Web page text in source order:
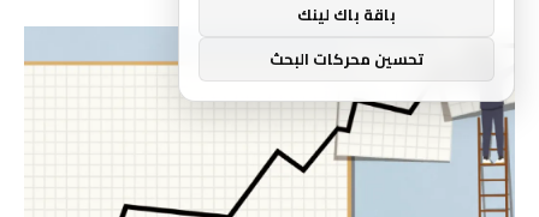
باقة باك لينك
تحسين محركات البحث